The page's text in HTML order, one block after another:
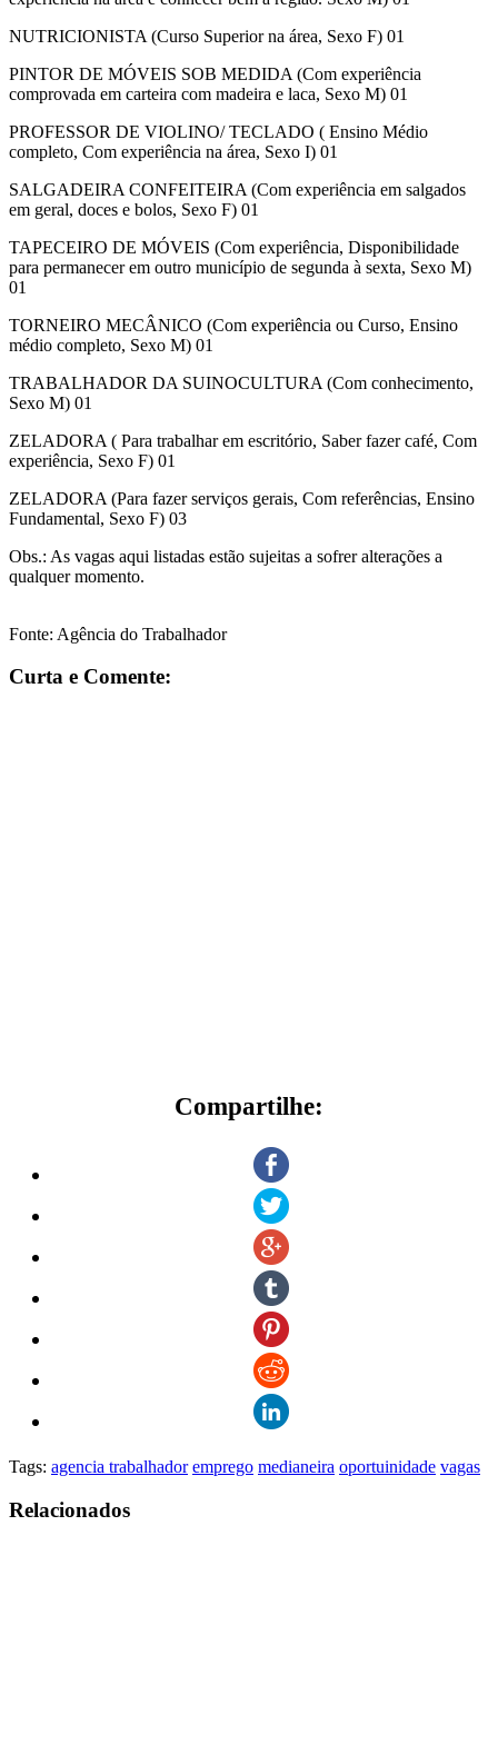
NUTRICIONISTA (Curso Superior na área, Sexo F) 01
PINTOR DE MÓVEIS SOB MEDIDA (Com experiência
comprovada em carteira com madeira e laca, Sexo M) 01
PROFESSOR DE VIOLINO/ TECLADO ( Ensino Médio
completo, Com experiência na área, Sexo I) 01
SALGADEIRA CONFEITEIRA (Com experiência em salgados
em geral, doces e bolos, Sexo F) 01
TAPECEIRO DE MÓVEIS (Com experiência, Disponibilidade
para permanecer em outro município de segunda à sexta, Sexo M)
01
TORNEIRO MECÂNICO (Com experiência ou Curso, Ensino
médio completo, Sexo M) 01
TRABALHADOR DA SUINOCULTURA (Com conhecimento,
Sexo M) 01
ZELADORA ( Para trabalhar em escritório, Saber fazer café, Com
experiência, Sexo F) 01
ZELADORA (Para fazer serviços gerais, Com referências, Ensino
Fundamental, Sexo F) 03
Obs.: As vagas aqui listadas estão sujeitas a sofrer alterações a
qualquer momento.
Fonte: Agência do Trabalhador
Curta e Comente:
Compartilhe:
Tags: agencia trabalhador emprego medianeira oportuinidade vagas
Relacionados